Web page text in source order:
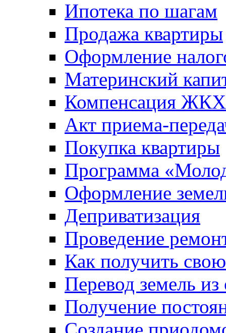
Ипотека по шагам
Продажа квартиры
Оформление
Материнский
Компенсация ЖКХ
Акт приема-
Покупка квартиры
Программа
Оформление
Деприватизация
Проведение
Как получить
Перевод земель
Получение